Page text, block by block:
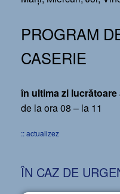
PROGRAM
CASERIE
în ultima zi lucrătoare
de la ora 08 – la 11
:: actualizez
ÎN CAZ DE